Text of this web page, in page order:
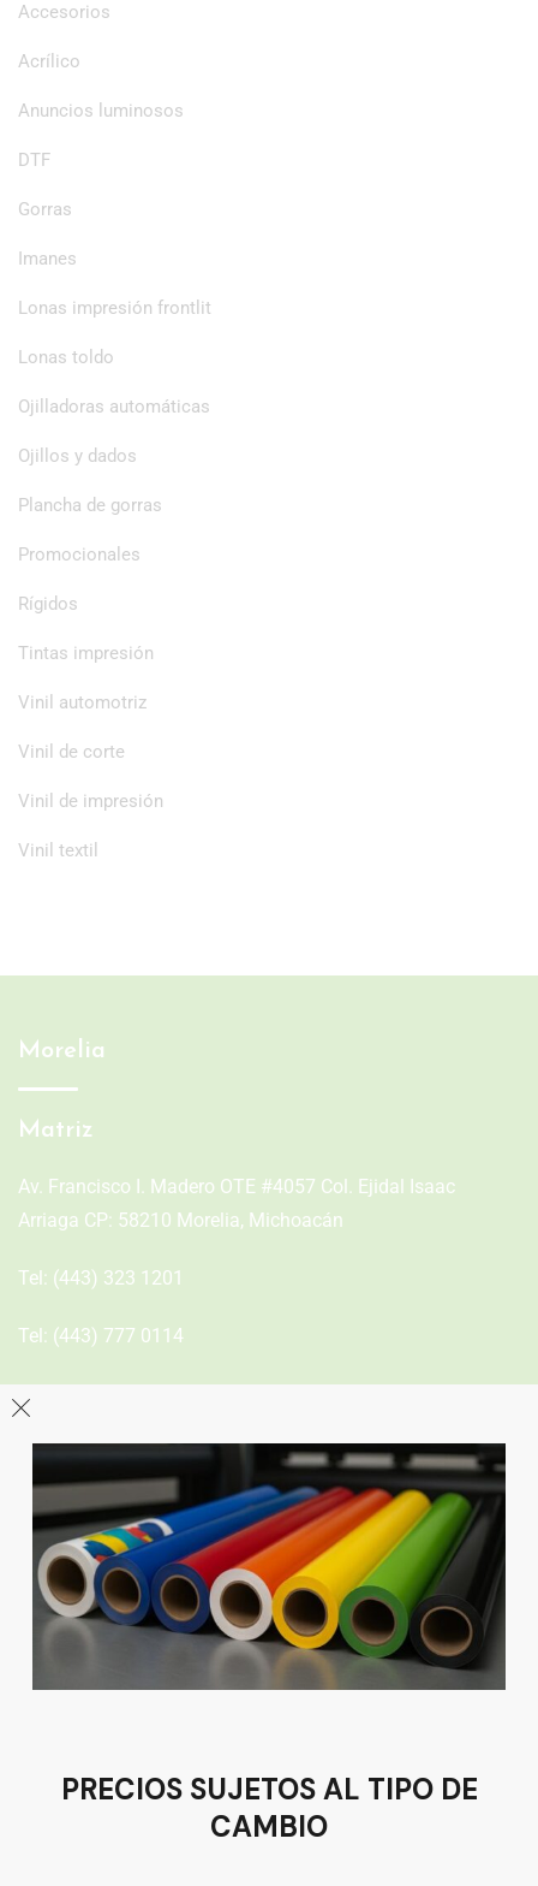
Accesorios
Acrílico
Anuncios luminosos
DTF
Gorras
Imanes
Lonas impresión frontlit
Lonas toldo
Ojilladoras automáticas
Ojillos y dados
Plancha de gorras
Promocionales
Rígidos
Tintas impresión
Vinil automotriz
Vinil de corte
Vinil de impresión
Vinil textil
Morelia
Matriz
Av. Francisco I. Madero OTE #4057 Col. Ejidal Isaac
Arriaga CP: 58210 Morelia, Michoacán
Tel: (443) 323 1201
Tel: (443) 777 0114
León
Sucursal
Av del Astillero 129 Centro bodeguero Las Trojes León,
Guanajuato
Tel:(477) 776 8994
Términos y condiciones
PRECIOS SUJETOS AL TIPO DE
CAMBIO